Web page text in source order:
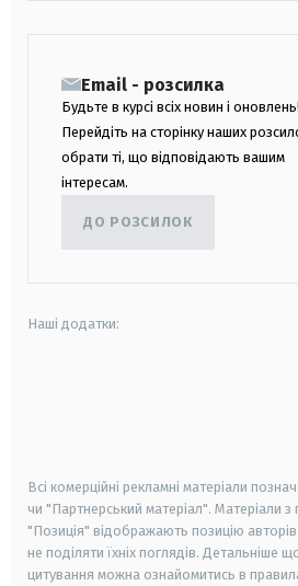
Email - розсилка
Будьте в курсі всіх новин і оновлень!
Перейдіть на сторінку наших
обрати ті, що відповідають вашим
інтересам.
ДО РОЗСИЛОК
Наші додатки:
Всі комерційні рекламні матеріали
чи "Партнерський матеріал". Матеріали
"Позиція" відображають позицію
не поділяти їхніх поглядів. Детальніше
цитування можна ознайомитись в